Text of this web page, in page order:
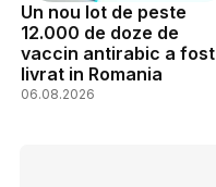
Un nou lot de peste
12.000 de doze de
vaccin antirabic a fost
livrat in Romania
06.08.2026